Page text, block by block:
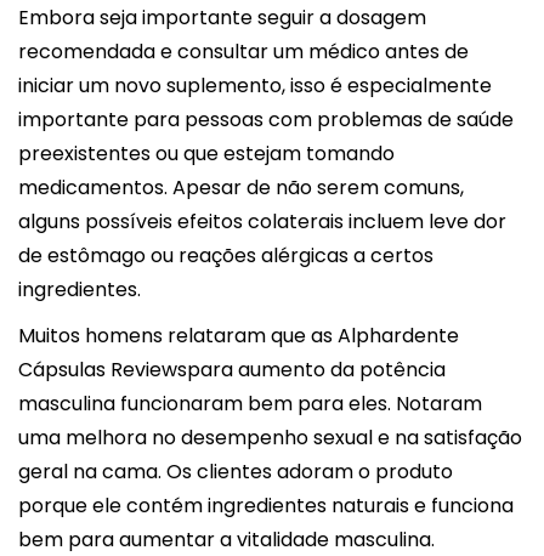
Embora seja importante seguir a dosagem
recomendada e consultar um médico antes de
iniciar um novo suplemento, isso é especialmente
importante para pessoas com problemas de saúde
preexistentes ou que estejam tomando
medicamentos. Apesar de não serem comuns,
alguns possíveis efeitos colaterais incluem leve dor
de estômago ou reações alérgicas a certos
ingredientes.
Muitos homens relataram que as Alphardente
Cápsulas Reviewspara aumento da potência
masculina funcionaram bem para eles. Notaram
uma melhora no desempenho sexual e na satisfação
geral na cama. Os clientes adoram o produto
porque ele contém ingredientes naturais e funciona
bem para aumentar a vitalidade masculina.